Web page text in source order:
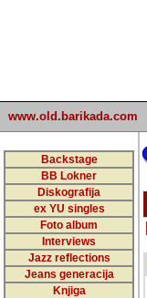
www.old.barikada.com
Backstage
BB Lokner
Diskografija
ex YU singles
Foto album
Interviews
Jazz reflections
Jeans generacija
Knjiga